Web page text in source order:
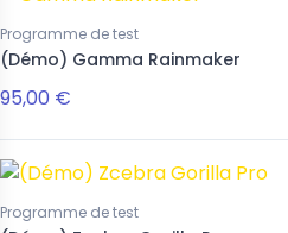
Programme de test
(Démo) Gamma Rainmaker
95,00 €
Programme de test